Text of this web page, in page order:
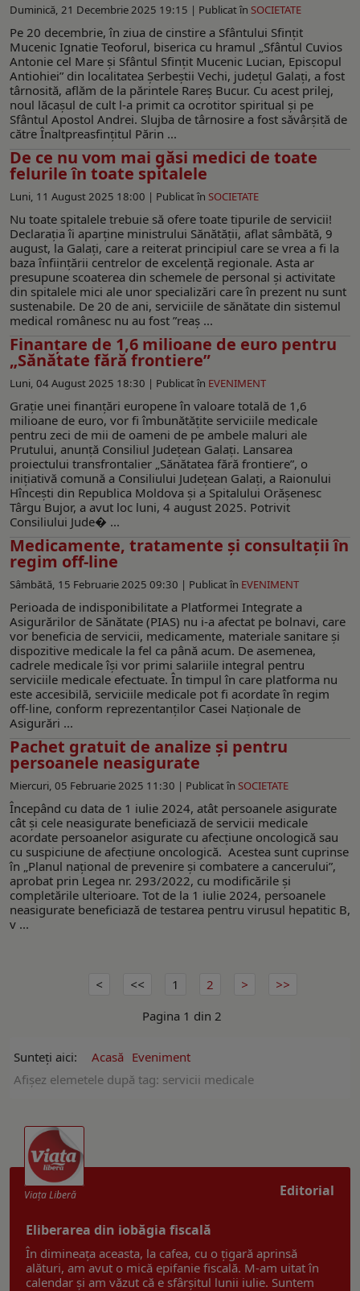
Duminică, 21 Decembrie 2025 19:15 | Publicat în SOCIETATE
Pe 20 decembrie, în ziua de cinstire a Sfântului Sfinţit
Mucenic Ignatie Teoforul, biserica cu hramul „Sfântul Cuvios
Antonie cel Mare şi Sfântul Sfințit Mucenic Lucian, Episcopul
Antiohiei” din localitatea Şerbeştii Vechi, judeţul Galaţi, a fost
târnosită, aflăm de la părintele Rareş Bucur. Cu acest prilej,
noul lăcaşul de cult l-a primit ca ocrotitor spiritual şi pe
Sfântul Apostol Andrei. Slujba de târnosire a fost săvârşită de
către Înaltpreasfinţitul Părin ...
De ce nu vom mai găsi medici de toate
felurile în toate spitalele
Luni, 11 August 2025 18:00 | Publicat în SOCIETATE
Nu toate spitalele trebuie să ofere toate tipurile de servicii!
Declarația îi aparține ministrului Sănătății, aflat sâmbătă, 9
august, la Galaţi, care a reiterat principiul care se vrea a fi la
baza înființării centrelor de excelență regionale. Asta ar
presupune scoaterea din schemele de personal și activitate
din spitalele mici ale unor specializări care în prezent nu sunt
sustenabile. De 20 de ani, serviciile de sănătate din sistemul
medical românesc nu au fost ”reaș ...
Finanțare de 1,6 milioane de euro pentru
„Sănătate fără frontiere”
Luni, 04 August 2025 18:30 | Publicat în EVENIMENT
Grație unei finanțări europene în valoare totală de 1,6
milioane de euro, vor fi îmbunătățite serviciile medicale
pentru zeci de mii de oameni de pe ambele maluri ale
Prutului, anunță Consiliul Județean Galați. Lansarea
proiectului transfrontalier „Sănătatea fără frontiere”, o
inițiativă comună a Consiliului Județean Galați, a Raionului
Hîncești din Republica Moldova și a Spitalului Orășenesc
Târgu Bujor, a avut loc luni, 4 august 2025. Potrivit
Consiliului Jude� ...
Medicamente, tratamente și consultații în
regim off-line
Sâmbătă, 15 Februarie 2025 09:30 | Publicat în EVENIMENT
Perioada de indisponibilitate a Platformei Integrate a
Asigurărilor de Sănătate (PIAS) nu i-a afectat pe bolnavi, care
vor beneficia de servicii, medicamente, materiale sanitare și
dispozitive medicale la fel ca până acum. De asemenea,
cadrele medicale își vor primi salariile integral pentru
serviciile medicale efectuate. În timpul în care platforma nu
este accesibilă, serviciile medicale pot fi acordate în regim
off-line, conform reprezentanților Casei Naționale de
Asigurări ...
Pachet gratuit de analize și pentru
persoanele neasigurate
Miercuri, 05 Februarie 2025 11:30 | Publicat în SOCIETATE
Începând cu data de 1 iulie 2024, atât persoanele asigurate
cât și cele neasigurate beneficiază de servicii medicale
acordate persoanelor asigurate cu afecțiune oncologică sau
cu suspiciune de afecțiune oncologică. Acestea sunt cuprinse
în „Planul național de prevenire și combatere a cancerului”,
aprobat prin Legea nr. 293/2022, cu modificările și
completările ulterioare. Tot de la 1 iulie 2024, persoanele
neasigurate beneficiază de testarea pentru virusul hepatitic B,
v ...
1
2
Pagina 1 din 2
Sunteți aici: Acasă Eveniment
Afişez elemetele după tag: servicii medicale
Editorial
Viaţa Liberă
Eliberarea din iobăgia fiscală
În dimineața aceasta, la cafea, cu o țigară aprinsă
alături, am avut o mică epifanie fiscală. M-am uitat în
calendar și am văzut că e sfârșitul lunii iulie. Suntem